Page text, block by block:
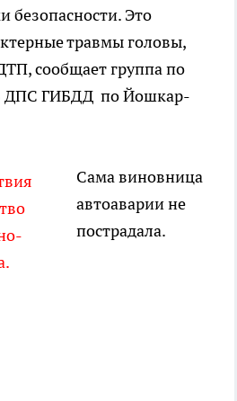
безопасности. Это
травмы головы,
сообщает группа по
ДПС ГИБДД по Йошкар-
Сама виновница
автоаварии не
пострадала.